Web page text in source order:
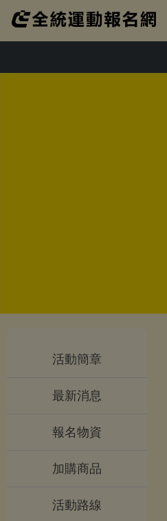
活動簡章
最新消息
報名物資
加購商品
活動路線